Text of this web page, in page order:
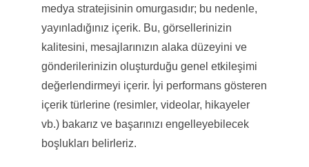
medya stratejisinin omurgasıdır; bu nedenle,
yayınladığınız içerik. Bu, görsellerinizin
kalitesini, mesajlarınızın alaka düzeyini ve
gönderilerinizin oluşturduğu genel etkileşimi
değerlendirmeyi içerir. İyi performans gösteren
içerik türlerine (resimler, videolar, hikayeler
vb.) bakarız ve başarınızı engelleyebilecek
boşlukları belirleriz.